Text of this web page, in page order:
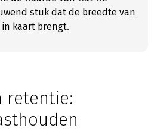
stuk dat de breedte van
kaart brengt.
retentie: